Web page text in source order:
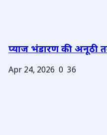
प्याज भंडारण की अनूठी
Apr 24, 2026 0 36